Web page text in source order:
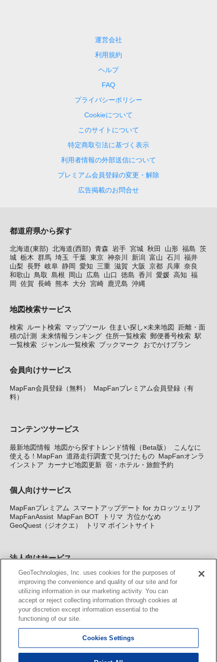
運営会社
利用規約
ヘルプ
FAQ
プライバシーポリシー
Cookieについて
このサイトについて
特定商取引法に基づく表示
利用者情報の外部送信について
プレミアム会員登録の変更・解除
広告掲載のお問合せ
都道府県から探す
北海道(東部) 北海道(西部) 青森 岩手 宮城 秋田 山形 福島 茨
城 栃木 群馬 埼玉 千葉 東京 神奈川 新潟 富山 石川
福井
山梨 長野 岐阜 静岡 愛知 三重 滋賀 大阪 京都 兵庫 奈良
和歌山 鳥取 島根 岡山 広島 山口 徳島 香川 愛媛 高知 福
岡
佐賀 長崎 熊本 大分 宮崎 鹿児島 沖縄
地図検索サービス
検索 ルート検索 マップツール 住まい探し×未来地図
距離・面
積の計測
未来情報ランキング 住所一覧検索 郵便番号検索 駅
一覧検索 ジャンル一覧検索 ブックマーク おでかけプラン
会員向けサービス
MapFan会員登録（無料）
MapFanプレミアム会員登録（有
料）
コンテンツサービス
最新地図情報 地図から探すトレンド情報（Beta版）
こんなに
使える！MapFan 道路走行調査で見つけたもの MapFanオンラ
インストア
カーナビ地図更新 宿・ホテル・旅館予約
個人向けサービス
MapFanプレミアム
スマートアップデート for カロッツェリア
MapFanAssist MapFan BOT トリマ 方位かなめ
GeoQuest（ジオクエ）
トリマ ポイントサイト
法人向けサービス
法人向け地図・位置情報サービス WEBサイト・システム向け地
図API Windows PC向け地図開発キット MapFan DB 住所確認
サービス
MAP WORLD+ トリマ広告 Geo-Research
カーナビ地図更新サービス
MapFan スマートメンバーズ
KENWOOD MapFan Club
GeoTechnologies, Inc. uses cookies for the purposes of
improving the convenience and quality of our site and for
utilizing information in our marketing activity. You can
accept or reject collecting information through cookies at
your discretion except information essential to the
functioning of our site.
Cookies Settings